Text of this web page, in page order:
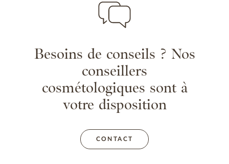
Besoins de conseils ? Nos
conseillers
cosmétologiques sont à
votre disposition
CONTACT